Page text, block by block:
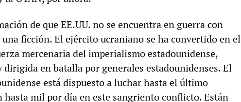
de que EE.UU. no se encuentra en guerra con
ficción. El ejército ucraniano se ha convertido en el
mercenaria del imperialismo estadounidense,
dirigida en batalla por generales estadounidenses. El
está dispuesto a luchar hasta el último
hasta mil por día en este sangriento conflicto. Están